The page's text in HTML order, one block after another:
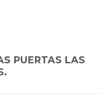
PUERTAS LAS